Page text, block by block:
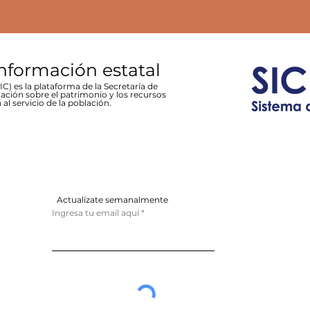
estatal
es la plataforma de la Secretaría de
sobre el patrimonio y los recursos
servicio de la población.
Actualízate semanalmente
Ingresa tu email aquí